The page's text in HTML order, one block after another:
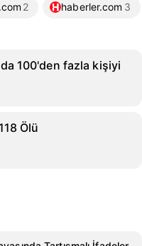
2 haberler.com 3
100'den fazla kişiyi
Ölü